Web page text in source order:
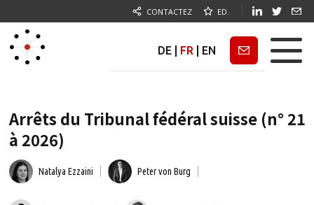
CONTACTEZ ED.
DE FR EN Newsletter
Arrêts du Tribunal fédéral suisse (n° 21
à 2026)
Natalya Ezzaini Peter von Burg